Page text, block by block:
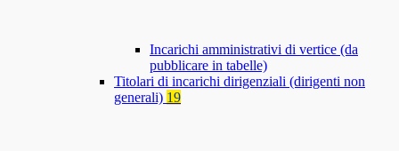
Incarichi amministrativi di vertice (da
pubblicare in tabelle)
Titolari di incarichi dirigenziali (dirigenti non
generali) 19